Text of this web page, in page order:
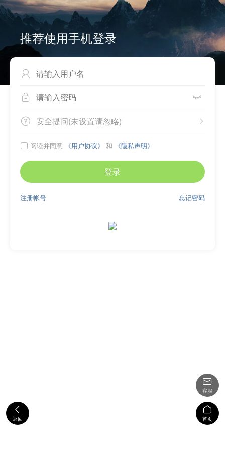
推荐使用手机登录

 
 
安全提问(未设置请忽略)
 阅读并同意 《用户协议》 和 《隐私声明》
登录
忘记密码
注册帐号

返回

客服

首页